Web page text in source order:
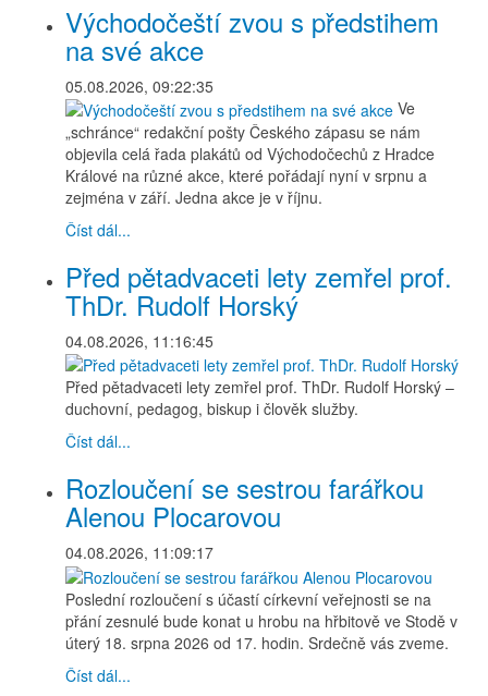
Východočeští zvou s předstihem
na své akce
05.08.2026, 09:22:35
Ve
„schránce“ redakční pošty Českého zápasu se nám
objevila celá řada plakátů od Východočechů z Hradce
Králové na různé akce, které pořádají nyní v srpnu a
zejména v září. Jedna akce je v říjnu.
Číst dál...
Před pětadvaceti lety zemřel prof.
ThDr. Rudolf Horský
04.08.2026, 11:16:45
Před pětadvaceti lety zemřel prof. ThDr. Rudolf Horský –
duchovní, pedagog, biskup i člověk služby.
Číst dál...
Rozloučení se sestrou farářkou
Alenou Plocarovou
04.08.2026, 11:09:17
Poslední rozloučení s účastí církevní veřejnosti se na
přání zesnulé bude konat u hrobu na hřbitově ve Stodě v
úterý 18. srpna 2026 od 17. hodin. Srdečně vás zveme.
Číst dál...